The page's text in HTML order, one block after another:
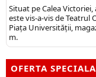
Situat pe Calea
este vis-a-vis de Teatrul
Piața Universității,
m.
OFERTA SPECIALA